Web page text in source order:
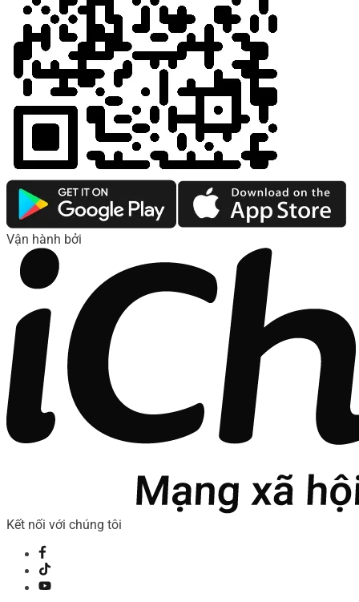
Vận hành bởi
Kết nối với chúng tôi